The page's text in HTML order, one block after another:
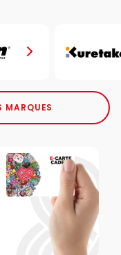
MARQUES